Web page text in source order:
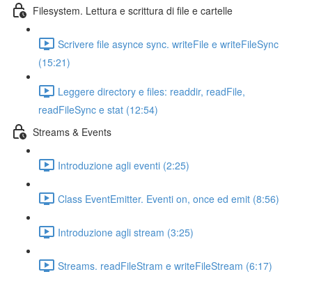
Filesystem. Lettura e scrittura di file e cartelle
Scrivere file asynce sync. writeFile e writeFileSync
(15:21)
Leggere directory e files: readdir, readFile,
readFileSync e stat (12:54)
Streams & Events
Introduzione agli eventi (2:25)
Class EventEmitter. Eventi on, once ed emit (8:56)
Introduzione agli stream (3:25)
Streams. readFileStram e writeFileStream (6:17)